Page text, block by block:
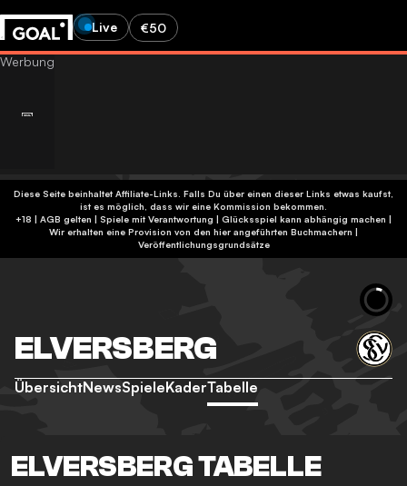
Live €50
Diese Seite beinhaltet Affiliate-Links. Falls Du über einen dieser Links etwas kaufst,
ist es möglich, dass wir eine Kommission bekommen.
+18 | AGB gelten | Spiele mit Verantwortung | Glücksspiel kann abhängig machen |
Wir erhalten eine Provision von den hier angeführten Buchmachern |
Veröffentlichungsgrundsätze
ELVERSBERG
ÜbersichtNewsSpieleKaderTabelle
ELVERSBERG TABELLE